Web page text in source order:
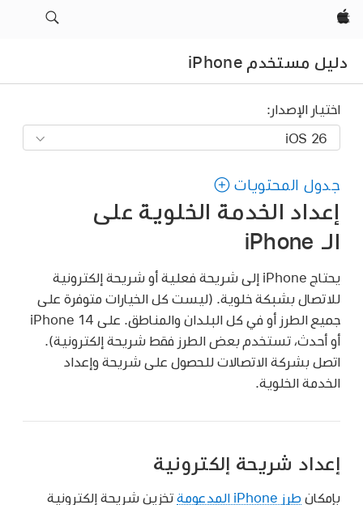
Apple‏
دليل مستخدم iPhone
اختيار الإصدار:
جدول المحتويات
إعداد الخدمة الخلوية على
الـ iPhone
يحتاج iPhone إلى شريحة فعلية أو شريحة إلكترونية
للاتصال بشبكة خلوية. (ليست كل الخيارات متوفرة على
جميع الطرز أو في كل البلدان والمناطق. على iPhone 14
أو أحدث، تستخدم بعض الطرز فقط شريحة إلكترونية).
اتصل بشركة الاتصالات للحصول على شريحة وإعداد
الخدمة الخلوية.
إعداد شريحة إلكترونية
بإمكان طرز iPhone المدعومة
تخزين شريحة إلكترونية